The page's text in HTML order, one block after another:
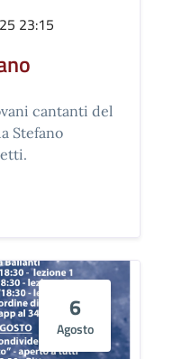
23:15
cantanti del
Stefano
6
Agosto